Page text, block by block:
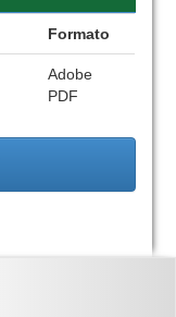
Formato
Adobe
PDF